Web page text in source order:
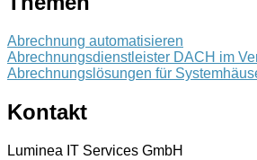
Abrechnung automatisieren
Abrechnungsdienstleister DACH im
Abrechnungslösungen für
Kontakt
Luminea IT Services GmbH